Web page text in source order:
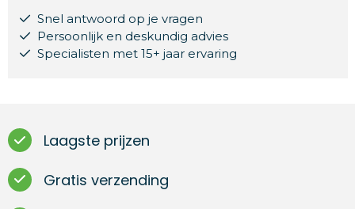
Snel antwoord op je vragen
Persoonlijk en deskundig advies
Specialisten met 15+ jaar ervaring
Laagste prijzen
Gratis verzending